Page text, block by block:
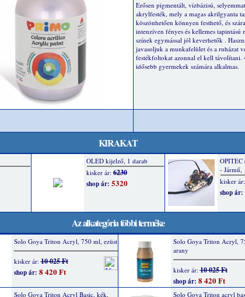
Erősen pigmentált, vízbázisú,
akrylfesték, mely a magas akrilgyanta
köszönhetően könnyen festhető, és
intenzíven fényes és kellemes tapintású
színek egymással jól keverhetők .
javasoljuk a munkafelület és a ruházat
festékfoltokat azonnal el kell távolítani.
idősebb gyermekek számára alkalmas.
KIRAKAT
Az alkategória többi terméke
Solo Goya Triton Acryl, 750 ml, ezüst
kisker ár:10 025 Ft
shop ár: 8 420 Ft
Solo Goya Triton Acryl,
arany
kisker ár:10 025 Ft
shop ár: 8 420 Ft
Solo Goya Triton Acryl Basic, kék,
Solo Goya Triton acryl